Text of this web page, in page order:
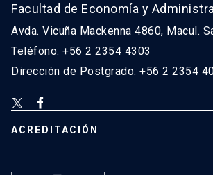
Facultad de Economía y
Avda. Vicuña Mackenna 4860, Macul.
Teléfono: +56 2 2354 4303
Dirección de Postgrado: +56 2 2354
ACREDITACIÓN